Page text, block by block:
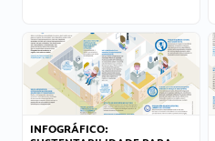
INFOGRÁFICO: